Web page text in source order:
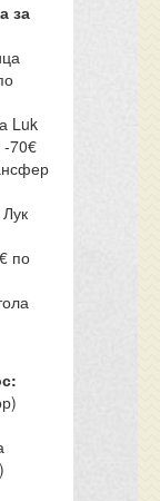
за
Luk
-70€
по